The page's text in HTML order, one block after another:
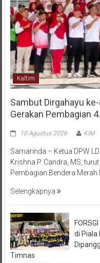
Kaltim
Sambut Dirgahayu
Gerakan Pembagian
10 Agustus 2026 KIM
Samarinda – Ketua DPW
Krishna P. Candra, MS,
Pembagian Bendera Merah
Selengkapnya
di Piala
Timnas